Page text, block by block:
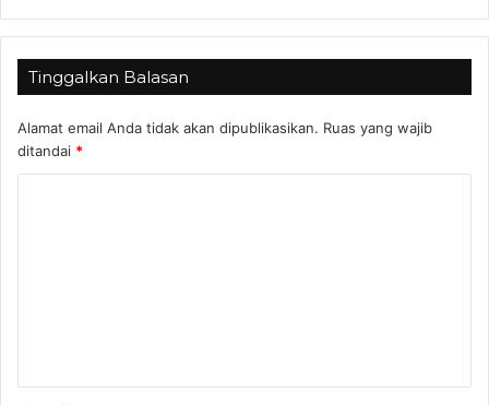
Tinggalkan Balasan
Alamat email Anda tidak akan dipublikasikan. Ruas yang wajib
ditandai *
a